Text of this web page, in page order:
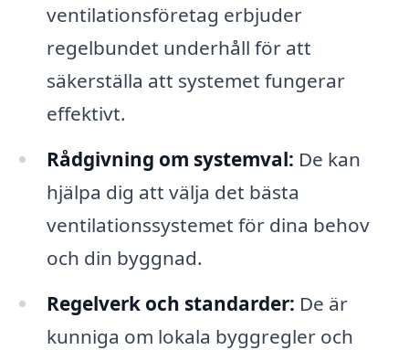
ventilationsföretag erbjuder
regelbundet underhåll för att
säkerställa att systemet fungerar
effektivt.
Rådgivning om systemval: De kan
hjälpa dig att välja det bästa
ventilationssystemet för dina behov
och din byggnad.
Regelverk och standarder: De är
kunniga om lokala byggregler och